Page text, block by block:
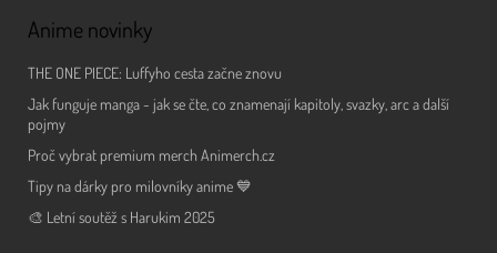
Anime novinky
THE ONE PIECE: Luffyho cesta začne znovu
Jak funguje manga - jak se čte, co znamenají kapitoly, svazky, arc a další
pojmy
Proč vybrat premium merch Animerch.cz
Tipy na dárky pro milovníky anime 💙
🎨 Letní soutěž s Harukim 2025